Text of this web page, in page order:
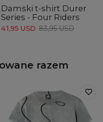
Damski t-shirt Durer
Series - Four Riders
41,95 USD 83,95 USD
razem